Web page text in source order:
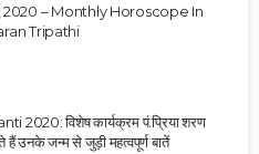
2020 – Monthly Horoscope In
Tripathi
2020: विशेष कार्यक्रम पं.प्रिया शरण
हैं उनके जन्म से जुड़ी महत्वपूर्ण बातें